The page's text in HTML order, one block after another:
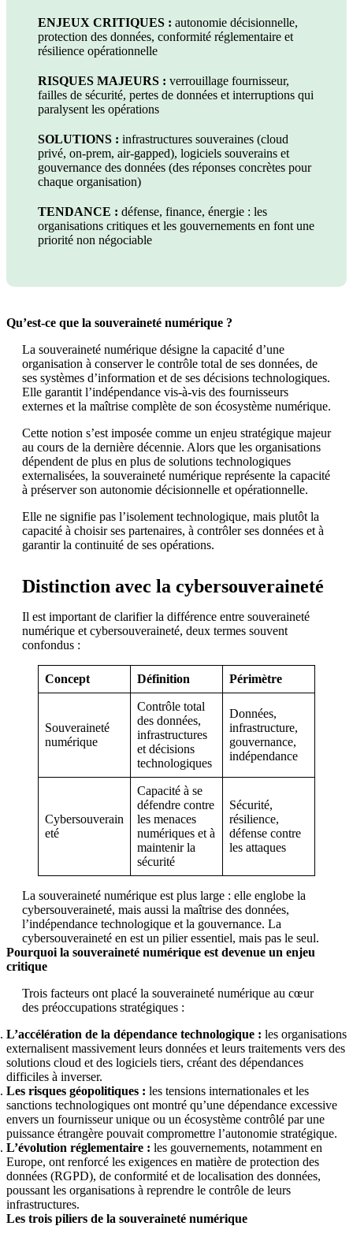
ENJEUX CRITIQUES : autonomie décisionnelle,
protection des données, conformité réglementaire et
résilience opérationnelle
RISQUES MAJEURS : verrouillage fournisseur,
failles de sécurité, pertes de données et interruptions qui
paralysent les opérations
SOLUTIONS : infrastructures souveraines (cloud
privé, on-prem, air-gapped), logiciels souverains et
gouvernance des données (des réponses concrètes pour
chaque organisation)
TENDANCE : défense, finance, énergie : les
organisations critiques et les gouvernements en font une
priorité non négociable
Qu’est-ce que la souveraineté numérique ?
La souveraineté numérique désigne la capacité d’une
organisation à conserver le contrôle total de ses données, de
ses systèmes d’information et de ses décisions technologiques.
Elle garantit l’indépendance vis-à-vis des fournisseurs
externes et la maîtrise complète de son écosystème numérique.
Cette notion s’est imposée comme un enjeu stratégique majeur
au cours de la dernière décennie. Alors que les organisations
dépendent de plus en plus de solutions technologiques
externalisées, la souveraineté numérique représente la capacité
à préserver son autonomie décisionnelle et opérationnelle.
Elle ne signifie pas l’isolement technologique, mais plutôt la
capacité à choisir ses partenaires, à contrôler ses données et à
garantir la continuité de ses opérations.
Distinction avec la cybersouveraineté
Il est important de clarifier la différence entre souveraineté
numérique et cybersouveraineté, deux termes souvent
confondus :
Concept Définition Périmètre
Souveraineté
numérique
Contrôle total
des données,
infrastructures
et décisions
technologiques
Données,
infrastructure,
gouvernance,
indépendance
Cybersouverain
eté
Capacité à se
défendre contre
les menaces
numériques et à
maintenir la
sécurité
Sécurité,
résilience,
défense contre
les attaques
La souveraineté numérique est plus large : elle englobe la
cybersouveraineté, mais aussi la maîtrise des données,
l’indépendance technologique et la gouvernance. La
cybersouveraineté en est un pilier essentiel, mais pas le seul.
Pourquoi la souveraineté numérique est devenue un enjeu
critique
Trois facteurs ont placé la souveraineté numérique au cœur
des préoccupations stratégiques :
L’accélération de la dépendance technologique : les organisations
externalisent massivement leurs données et leurs traitements vers des
solutions cloud et des logiciels tiers, créant des dépendances
difficiles à inverser.
Les risques géopolitiques : les tensions internationales et les
sanctions technologiques ont montré qu’une dépendance excessive
envers un fournisseur unique ou un écosystème contrôlé par une
puissance étrangère pouvait compromettre l’autonomie stratégique.
L’évolution réglementaire : les gouvernements, notamment en
Europe, ont renforcé les exigences en matière de protection des
données (RGPD), de conformité et de localisation des données,
poussant les organisations à reprendre le contrôle de leurs
infrastructures.
Les trois piliers de la souveraineté numérique